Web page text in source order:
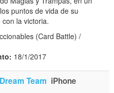
puntos de vida de su
la victoria.
(Card Battle) /
18/1/2017
Team iPhone